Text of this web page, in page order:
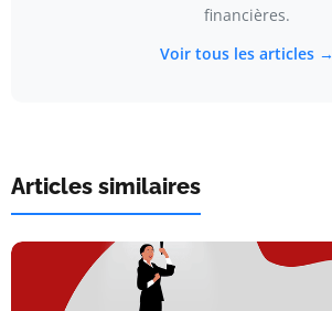
financières.
Voir tous les articles →
Articles similaires